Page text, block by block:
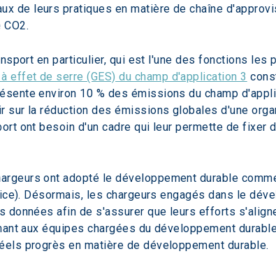
de leurs pratiques en matière de chaîne
en particulier, qui est l'une des fonctions les
effet de serre (GES) du champ d'application 3
environ 10 % des émissions du champ
sur la réduction des émissions globales d'une
ont besoin d'un cadre qui leur permette de
ont adopté le développement durable
Désormais, les chargeurs engagés dans le
données afin de s'assurer que leurs efforts
aux équipes chargées du développement
progrès en matière de développement durable.